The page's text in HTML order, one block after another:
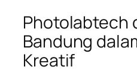
Photolabtech
Bandung
Kreatif